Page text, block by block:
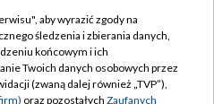
TVP
TVP
aby wyrazić zgody na
śledzenia i zbierania danych,
końcowym i ich
Twoich danych osobowych przez
(zwaną dalej również „TVP”),
oraz pozostałych Zaufanych